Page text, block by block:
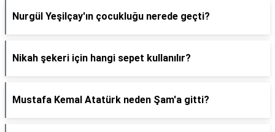
Nurgül Yeşilçay'ın çocukluğu nerede geçti?
Nikah şekeri için hangi sepet kullanılır?
Mustafa Kemal Atatürk neden Şam'a gitti?